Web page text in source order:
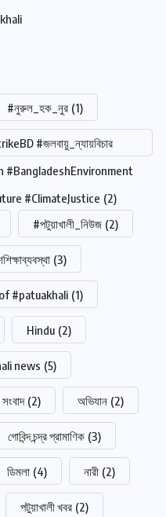
#নুরুল_হক_নুর (1)
#জলবায়ু_ন্যায়বিচার
#BangladeshEnvironment
#ClimateJustice (2)
#পটুয়াখালী_নিউজ (2)
(3)
#patuakhali (1)
Hindu (2)
news (5)
(2) অভিযান (2)
গোবিন্দ চন্দ্র প্রামাণিক (3)
ডিমলা (4) নারী (2)
পটুয়াখালী খবর (2)